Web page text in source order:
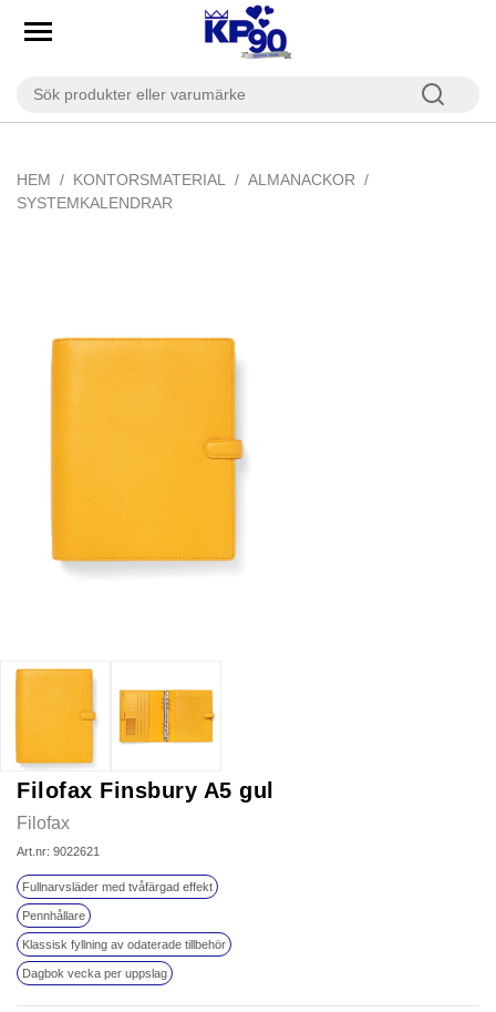
HEM KONTORSMATERIAL
ALMANACKOR
SYSTEMKALENDRAR
Filofax Finsbury A5 gul
Filofax
Art.nr: 9022621
Fullnarvsläder med tvåfärgad effekt
Pennhållare
Klassisk fyllning av odaterade tillbehör
Dagbok vecka per uppslag